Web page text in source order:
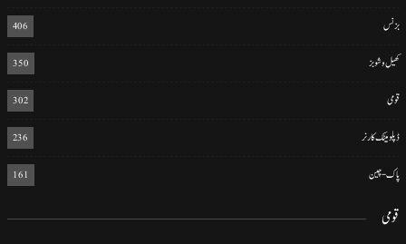
بزنس 406
کھیل و شوبز 350
قومی 302
ڈپلومیٹک کارنر 236
پاک-چین 161
قومی